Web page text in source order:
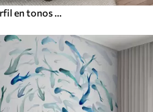
Suaves plumas de color marfil en tonos beige lechoso.